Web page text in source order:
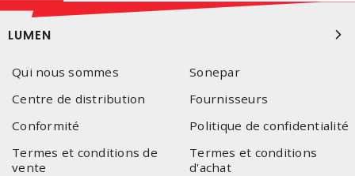
LUMEN
Qui nous sommes
Sonepar
Centre de distribution
Fournisseurs
Conformité
Politique de confidentialité
Termes et conditions de
vente
Termes et conditions
d'achat